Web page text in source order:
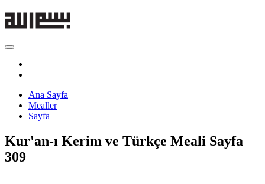
Ana Sayfa
Mealler
Sayfa
Kur'an-ı Kerim ve Türkçe Meali Sayfa
309